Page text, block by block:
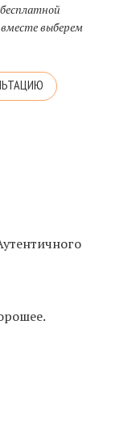
выберем